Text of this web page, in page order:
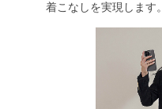
着こなしを実現します。